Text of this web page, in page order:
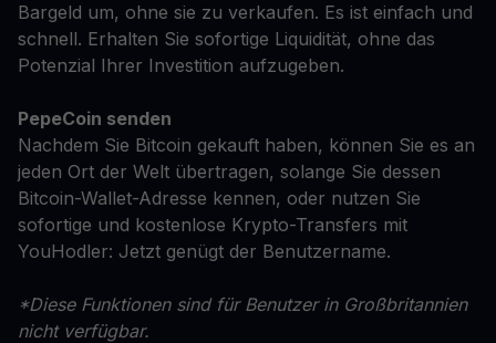
Bargeld um, ohne sie zu verkaufen. Es ist einfach und
schnell. Erhalten Sie sofortige Liquidität, ohne das
Potenzial Ihrer Investition aufzugeben.
PepeCoin senden
Nachdem Sie Bitcoin gekauft haben, können Sie es an
jeden Ort der Welt übertragen, solange Sie dessen
Bitcoin-Wallet-Adresse kennen, oder nutzen Sie
sofortige und kostenlose Krypto-Transfers mit
YouHodler: Jetzt genügt der Benutzername.
*Diese Funktionen sind für Benutzer in Großbritannien
nicht verfügbar.